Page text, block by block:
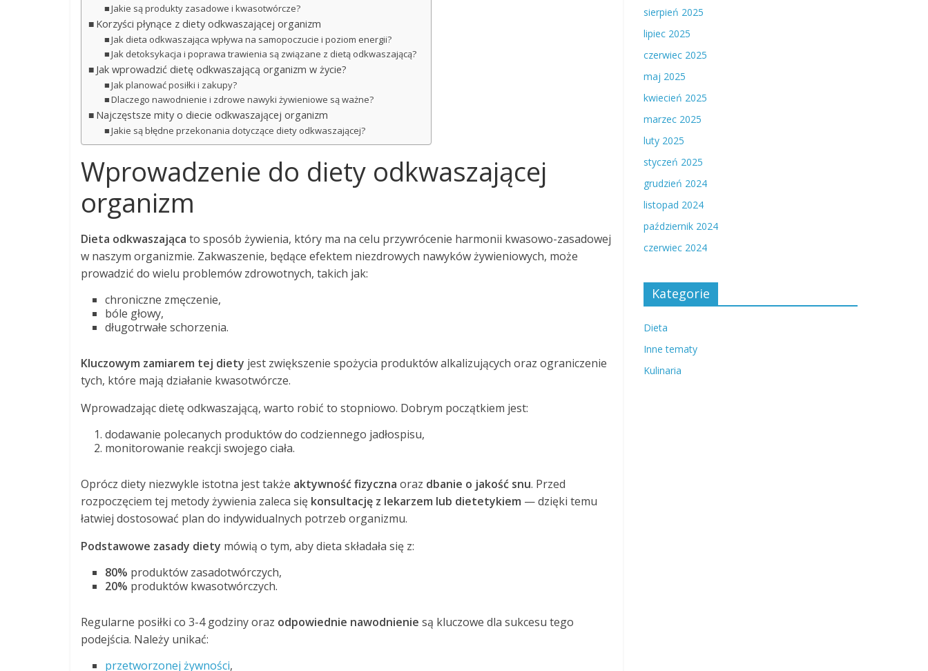
Jakie są produkty zasadowe i kwasotwórcze?
Korzyści płynące z diety odkwaszającej organizm
Jak dieta odkwaszająca wpływa na samopoczucie i poziom energii?
Jak detoksykacja i poprawa trawienia są związane z dietą odkwaszającą?
Jak wprowadzić dietę odkwaszającą organizm w życie?
Jak planować posiłki i zakupy?
Dlaczego nawodnienie i zdrowe nawyki żywieniowe są ważne?
Najczęstsze mity o diecie odkwaszającej organizm
Jakie są błędne przekonania dotyczące diety odkwaszającej?
Wprowadzenie do diety odkwaszającej
organizm
Dieta odkwaszająca to sposób żywienia, który ma na celu przywrócenie harmonii kwasowo-zasadowej
w naszym organizmie. Zakwaszenie, będące efektem niezdrowych nawyków żywieniowych, może
prowadzić do wielu problemów zdrowotnych, takich jak:
chroniczne zmęczenie,
bóle głowy,
długotrwałe schorzenia.
Kluczowym zamiarem tej diety jest zwiększenie spożycia produktów alkalizujących oraz ograniczenie
tych, które mają działanie kwasotwórcze.
Wprowadzając dietę odkwaszającą, warto robić to stopniowo. Dobrym początkiem jest:
dodawanie polecanych produktów do codziennego jadłospisu,
monitorowanie reakcji swojego ciała.
Oprócz diety niezwykle istotna jest także aktywność fizyczna oraz dbanie o jakość snu. Przed
rozpoczęciem tej metody żywienia zaleca się konsultację z lekarzem lub dietetykiem — dzięki temu
łatwiej dostosować plan do indywidualnych potrzeb organizmu.
Podstawowe zasady diety mówią o tym, aby dieta składała się z:
80% produktów zasadotwórczych,
20% produktów kwasotwórczych.
Regularne posiłki co 3-4 godziny oraz odpowiednie nawodnienie są kluczowe dla sukcesu tego
podejścia. Należy unikać:
przetworzonej żywności,
sierpień 2025
lipiec 2025
czerwiec 2025
maj 2025
kwiecień 2025
marzec 2025
luty 2025
styczeń 2025
grudzień 2024
listopad 2024
październik 2024
czerwiec 2024
Kategorie
Dieta
Inne tematy
Kulinaria